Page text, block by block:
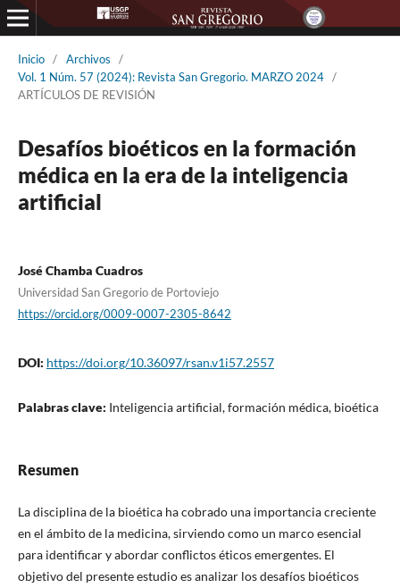
Inicio / Archivos
/
Vol. 1 Núm. 57 (2024): Revista San Gregorio. MARZO 2024 /
ARTÍCULOS DE REVISIÓN
Desafíos bioéticos en la formación
médica en la era de la inteligencia
artificial
José Chamba Cuadros
Universidad San Gregorio de Portoviejo
https://orcid.org/0009-0007-2305-8642
DOI: https://doi.org/10.36097/rsan.v1i57.2557
Palabras clave: Inteligencia artificial, formación médica, bioética
Resumen
La disciplina de la bioética ha cobrado una importancia creciente
en el ámbito de la medicina, sirviendo como un marco esencial
para identificar y abordar conflictos éticos emergentes. El
objetivo del presente estudio es analizar los desafíos bioéticos